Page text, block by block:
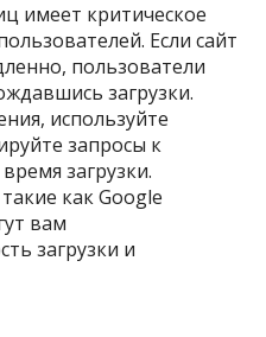
имеет критическое
Если сайт
пользователи
загрузки.
используйте
запросы к
загрузки.
как Google
вам
загрузки и